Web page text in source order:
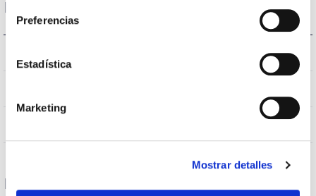
Preferencias
Estadística
Marketing
Mostrar detalles
Données optiques
3.000K
Logement et finition